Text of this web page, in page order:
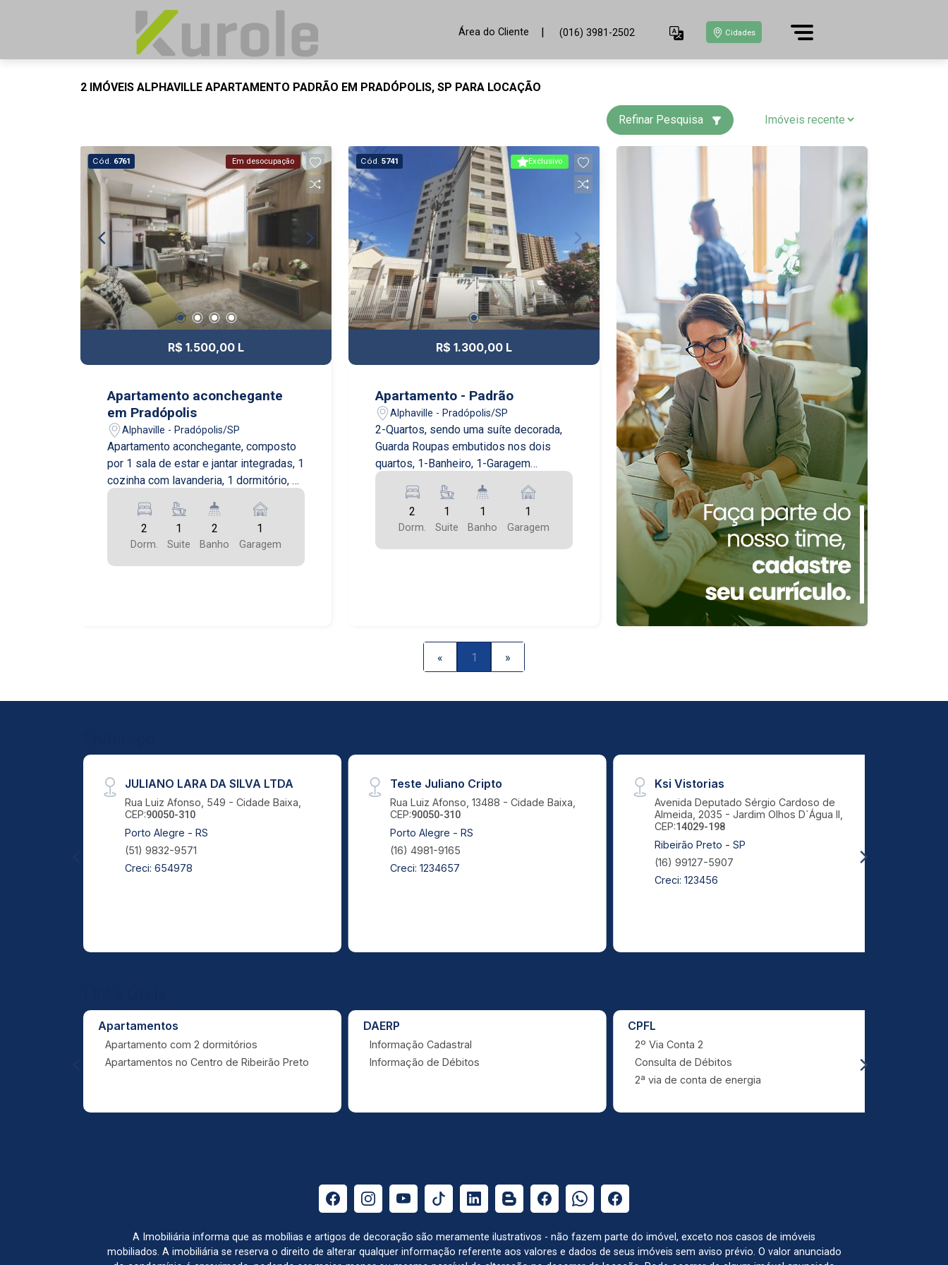
Área do Cliente | (016) 3981-2502 Cidades
2 IMÓVEIS ALPHAVILLE APARTAMENTO PADRÃO EM PRADÓPOLIS, SP PARA LOCAÇÃO
Refinar Pesquisa
Em desocupação
Cód. 6761
R$ 1.500,00 L
Apartamento aconchegante
em Pradópolis
Alphaville - Pradópolis/SP
Apartamento aconchegante, composto
por 1 sala de estar e jantar integradas, 1
cozinha com lavanderia, 1 dormitório, 1
suíte e 1 banheiro social.
2
Dorm.
1
Suite
2
Banho
1
Garagem
Exclusivo
Cód. 5741
R$ 1.300,00 L
Apartamento - Padrão
Alphaville - Pradópolis/SP
2-Quartos, sendo uma suíte decorada,
Guarda Roupas embutidos nos dois
quartos, 1-Banheiro, 1-Garagem
paralela.
2
Dorm.
1
Suite
1
Banho
1
Garagem
« 1 »
JULIANO LARA DA SILVA LTDA
Rua Luiz Afonso, 549 - Cidade Baixa,
CEP:90050-310
Porto Alegre - RS
(51) 9832-9571
Creci: 654978
Teste Juliano Cripto
Rua Luiz Afonso, 13488 - Cidade Baixa,
CEP:90050-310
Porto Alegre - RS
(16) 4981-9165
Creci: 1234657
Ksi Vistorias
Avenida Deputado Sérgio Cardoso de
Almeida, 2035 - Jardim Olhos D`Água II,
CEP:14029-198
Ribeirão Preto - SP
(16) 99127-5907
Creci: 123456
Apartamentos
Apartamento com 2 dormitórios
Apartamentos no Centro de Ribeirão Preto
DAERP
Informação Cadastral
Informação de Débitos
CPFL
2º Via Conta 2
Consulta de Débitos
2ª via de conta de energia
A Imobiliária informa que as mobílias e artigos de decoração são meramente ilustrativos - não fazem parte do imóvel, exceto nos casos de imóveis
mobiliados. A imobiliária se reserva o direito de alterar qualquer informação referente aos valores e dados de seus imóveis sem aviso prévio. O valor anunciado